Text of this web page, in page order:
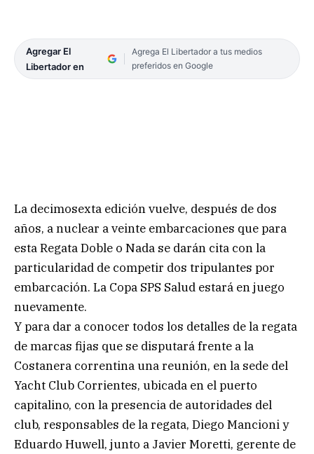
Agregar El
Libertador en
Agrega El Libertador a tus medios
preferidos en Google
La decimosexta edición vuelve, después de dos
años, a nuclear a veinte embarcaciones que para
esta Regata Doble o Nada se darán cita con la
particularidad de competir dos tripulantes por
embarcación. La Copa SPS Salud estará en juego
nuevamente.
Y para dar a conocer todos los detalles de la regata
de marcas fijas que se disputará frente a la
Costanera correntina una reunión, en la sede del
Yacht Club Corrientes, ubicada en el puerto
capitalino, con la presencia de autoridades del
club, responsables de la regata, Diego Mancioni y
Eduardo Huwell, junto a Javier Moretti, gerente de